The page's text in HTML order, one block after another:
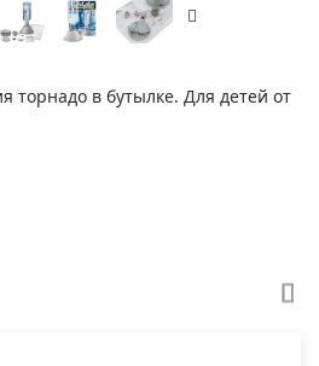
торнадо в бутылке. Для детей от